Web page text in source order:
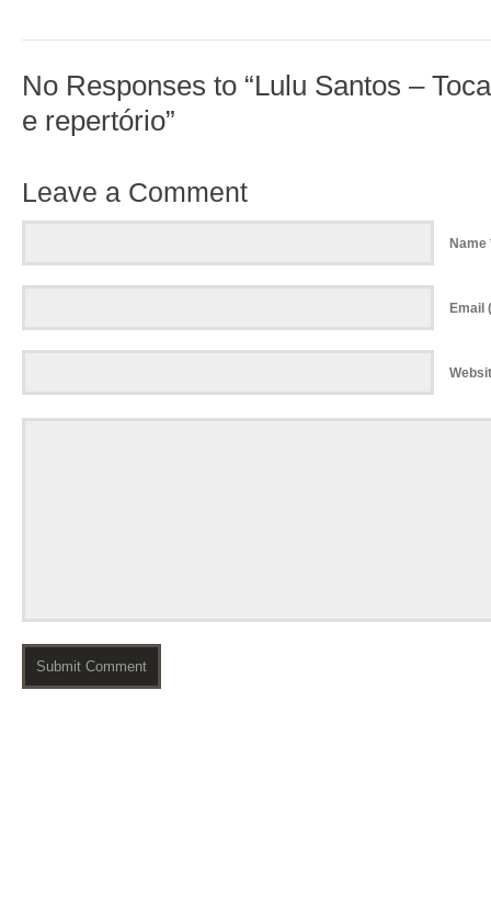
No Responses to “Lulu Santos –
e repertório”
Leave a Comment
Name
Email